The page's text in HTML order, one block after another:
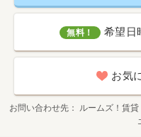
無料！ 希望日
お気
お問い合わせ先
ルームズ！賃